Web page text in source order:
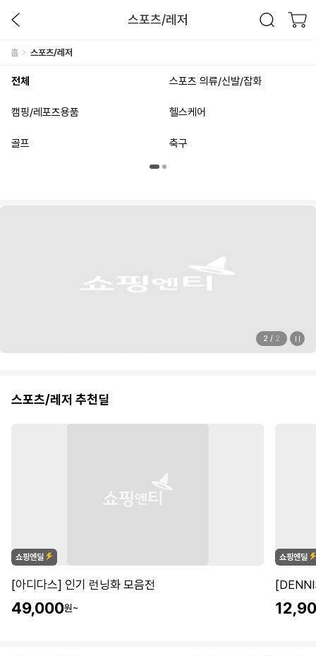
스포츠/레저
홈 스포츠/레저
전체 스포츠 의류/신발/잡화
캠핑/레포츠용품 헬스케어
골프 축구
2 / 2
스포츠/레저 추천딜
[아디다스] 인기 런닝화 모음전
49,000원~